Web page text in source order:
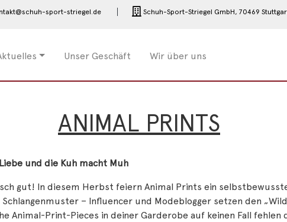
sport-striegel.de Schuh-Sport-Striegel GmbH, 70469
Unser Geschäft Wir über uns
ANIMAL PRINTS
und die Kuh macht Muh
gut! In diesem Herbst feiern Animal Prints ein
– Influencer und Modeblogger setzen den
Animal-Print-Pieces in deiner Garderobe auf keinen Fall fehlen